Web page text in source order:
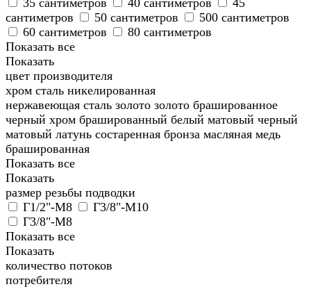
35 сантиметров
40 сантиметров
45
сантиметров
50 сантиметров
500 сантиметров
60 сантиметров
80 сантиметров
Показать все
Показать
цвет производителя
хром сталь никелированная
нержавеющая сталь золото золото брашированное
черный хром брашированный белый матовый черный
матовый латунь состаренная бронза масляная медь
брашированная
Показать все
Показать
размер резьбы подводки
Г1/2"-М8
Г3/8"-М10
Г3/8"-М8
Показать все
Показать
количество потоков
потребителя